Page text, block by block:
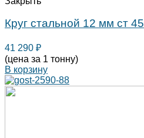
Круг стальной 12 мм ст 45
41 290 ₽
(цена за 1 тонну)
В корзину